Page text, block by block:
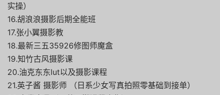
实操）
16.胡浪浪摄影后期全能班
17.张小翼摄影教
18.最新三五35926修图师魔盒
19.知竹古风摄影课
20.油克东东lut以及摄影课程
21.英子酱 摄影师 （日系少女写真拍照零基础到接单）